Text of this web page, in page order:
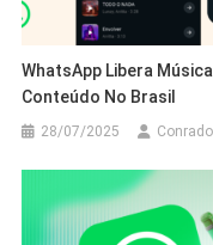
WhatsApp Libera
Conteúdo No Brasil
28/07/2025